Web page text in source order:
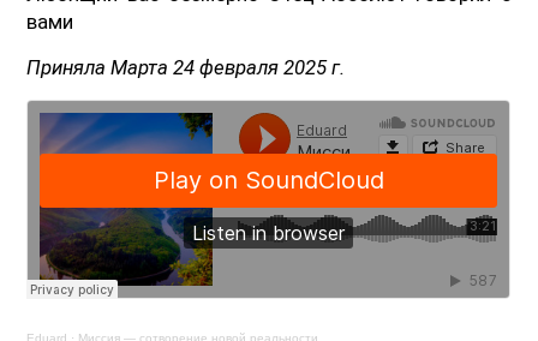
вами
Приняла Марта 24 февраля 2025 г.
Eduard · Миссия — сотворение новой реальности